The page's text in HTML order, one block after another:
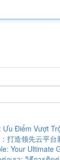
Ưu Điểm Vượt
打造领先云平台
Your Ultimate